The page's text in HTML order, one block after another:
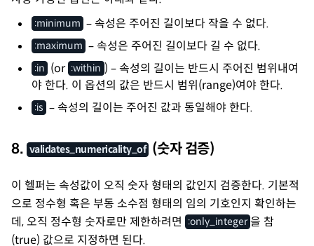
:minimum – 속성은 주어진 길이보다 작을 수 없다.
:maximum – 속성은 주어진 길이보다 길 수 없다.
:in (or :within ) – 속성의 길이는 반드시 주어진 범위내여
야 한다. 이 옵션의 값은 반드시 범위(range)여야 한다.
:is – 속성의 길이는 주어진 값과 동일해야 한다.
8. validates_numericality_of (숫자 검증)
이 헬퍼는 속성값이 오직 숫자 형태의 값인지 검증한다. 기본적
으로 정수형 혹은 부동 소수점 형태의 임의 기호인지 확인하는
데, 오직 정수형 숫자로만 제한하려면
:only_integer 을 참
(true) 값으로 지정하면 된다.